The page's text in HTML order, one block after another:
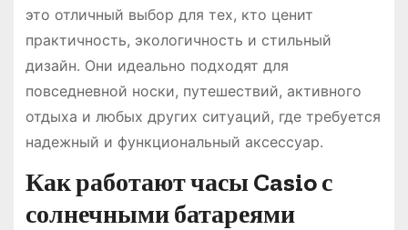
это отличный выбор для тех, кто ценит
практичность, экологичность и стильный
дизайн. Они идеально подходят для
повседневной носки, путешествий, активного
отдыха и любых других ситуаций, где требуется
надежный и функциональный аксессуар.
Как работают часы Casio с
солнечными батареями